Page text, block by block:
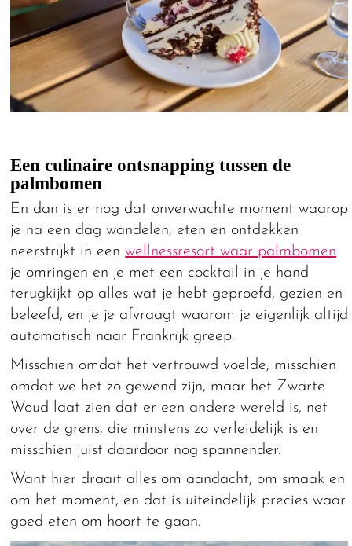
Een culinaire ontsnapping tussen de
palmbomen
En dan is er nog dat onverwachte moment waarop
je na een dag wandelen, eten en ontdekken
neerstrijkt in eenwellnessresort waar palmbomen
je omringen en je met een cocktail in je hand
terugkijkt op alles wat je hebt geproefd, gezien en
beleefd, en je je afvraagt waarom je eigenlijk altijd
automatisch naar Frankrijk greep.
Misschien omdat het vertrouwd voelde, misschien
omdat we het zo gewend zijn, maar het Zwarte
Woud laat zien dat er een andere wereld is, net
over de grens, die minstens zo verleidelijk is en
misschien juist daardoor nog spannender.
Want hier draait alles om aandacht, om smaak en
om het moment, en dat is uiteindelijk precies waar
goed eten om hoort te gaan.